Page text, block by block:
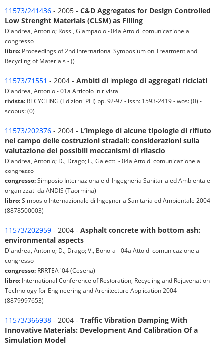
11573/241436 - 2005 - C&D Aggregates for Design Controlled
Low Strenght Materials (CLSM) as Filling
D'andrea, Antonio; Rossi, Giampaolo - 04a Atto di comunicazione a
congresso
libro: Proceedings of 2nd International Symposium on Treatment and
Recycling of Materials - ()
11573/71551 - 2004 - Ambiti di impiego di aggregati riciclati
D'andrea, Antonio - 01a Articolo in rivista
rivista: RECYCLING (Edizioni PEI) pp. 92-97 - issn: 1593-2419 - wos: (0) -
scopus: (0)
11573/202376 - 2004 - L’impiego di alcune tipologie di rifiuto
nel campo delle costruzioni stradali: considerazioni sulla
valutazione dei possibili meccanismi di rilascio
D'andrea, Antonio; D., Drago; L., Galeotti - 04a Atto di comunicazione a
congresso
congresso:Simposio Internazionale di Ingegneria Sanitaria ed Ambientale
organizzati da ANDIS (Taormina)
libro:Simposio Internazionale di Ingegneria Sanitaria ed Ambientale 2004 -
(8878500003)
11573/202959 - 2004 - Asphalt concrete with bottom ash:
environmental aspects
D'andrea, Antonio; D., Drago; V., Bonora - 04a Atto di comunicazione a
congresso
congresso: RRRTEA '04 (Cesena)
libro: International Conference of Restoration, Recycling and Rejuvenation
Technology for Engineering and Architecture Application 2004 -
(8879997653)
11573/366938 - 2004 - Traffic Vibration Damping With
Innovative Materials: Development And Calibration Of a
Simulation Model